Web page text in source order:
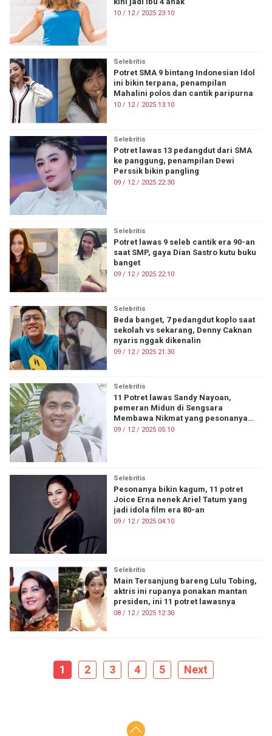
10 / 12 / 2025 23:10
Selebritis
Potret SMA 9 bintang Indonesian Idol
ini bikin terpana, penampilan
Mahalini polos dan cantik paripurna
10 / 12 / 2025 13:10
Selebritis
Potret lawas 13 pedangdut dari SMA
ke panggung, penampilan Dewi
Perssik bikin pangling
09 / 12 / 2025 22:30
Selebritis
Potret lawas 9 seleb cantik era 90-an
saat SMP, gaya Dian Sastro kutu buku
banget
09 / 12 / 2025 22:10
Selebritis
Beda banget, 7 pedangdut koplo saat
sekolah vs sekarang, Denny Caknan
nyaris nggak dikenalin
09 / 12 / 2025 21:30
Selebritis
11 Potret lawas Sandy Nayoan,
pemeran Midun di Sengsara
Membawa Nikmat yang pesonanya
awet muda
09 / 12 / 2025 05:10
Selebritis
Pesonanya bikin kagum, 11 potret
Joice Erna nenek Ariel Tatum yang
jadi idola film era 80-an
09 / 12 / 2025 04:10
Selebritis
Main Tersanjung bareng Lulu Tobing,
aktris ini rupanya ponakan mantan
presiden, ini 11 potret lawasnya
08 / 12 / 2025 12:30
1 2 3 4 5 Next